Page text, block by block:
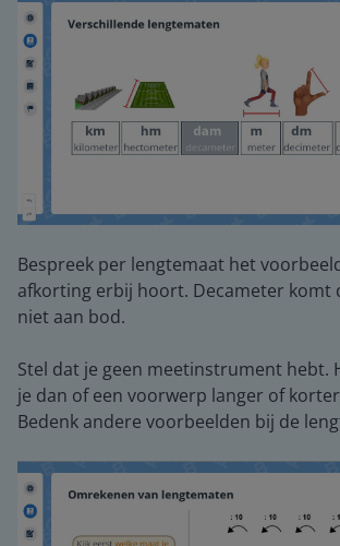
Bespreek per lengtemaat het
afkorting erbij hoort. Decameter komt
niet aan bod.
Stel dat je geen meetinstrument hebt.
je dan of een voorwerp langer of
Bedenk andere voorbeelden bij de